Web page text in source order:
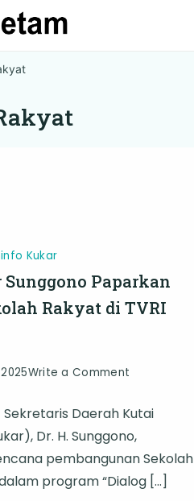
Kukar
Sunggono Paparkan
Rakyat di TVRI
Write a Comment
Kukar
Sunggono
Paparkan
Rencana
Sekretaris Daerah Kutai
Dr. H. Sunggono,
pembangunan Sekolah
program “Dialog […]